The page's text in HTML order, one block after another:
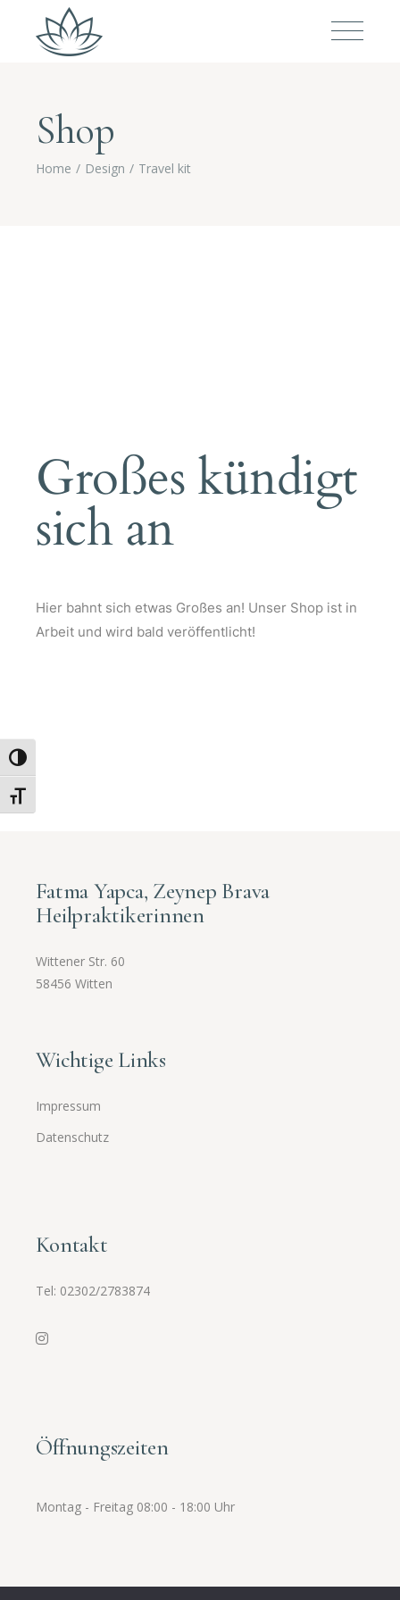
Umschalten auf hohe Kontraste
Schrift vergrößern
Shop
Home Design Travel kit
Großes kündigt
sich an
Hier bahnt sich etwas Großes an! Unser Shop ist in
Arbeit und wird bald veröffentlicht!
Fatma Yapca, Zeynep Brava
Heilpraktikerinnen
Wittener Str. 60
58456 Witten
Wichtige Links
Impressum
Datenschutz
Kontakt
Tel: 02302/2783874
Öffnungszeiten
Montag - Freitag 08:00 - 18:00 Uhr